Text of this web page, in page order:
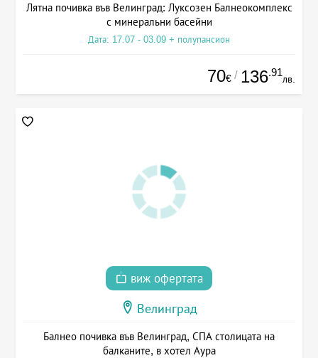
Лятна почивка във Велинград: Луксозен Балнеокомплекс
с минеральни басейни
Дата: 17.07 - 03.09 + полупансион
70€ / 136.91
лв.
виж офертата
Велинград
Балнео почивка във Велинград, СПА столицата на
балканите, в хотел Аура